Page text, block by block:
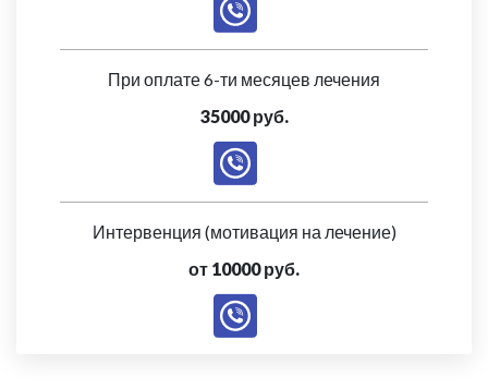
При оплате 6-ти месяцев лечения
35000 руб.
Интервенция (мотивация на лечение)
от 10000 руб.